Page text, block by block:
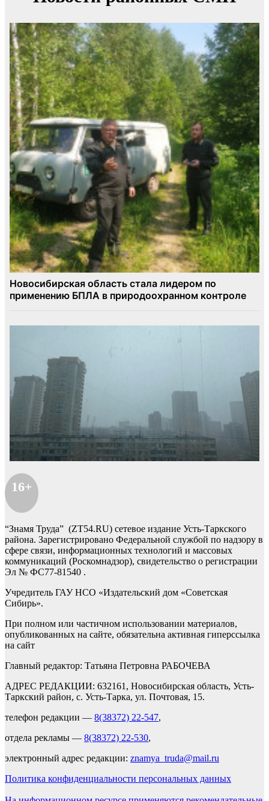
16+
“Знамя Труда” (ZT54.RU) сетевое издание Усть-Таркского
района. Зарегистрировано Федеральной службой по надзору в
сфере связи, информационных технологий и массовых
коммуникаций (Роскомнадзор), свидетельство о регистрации
Эл № ФС77-81540 .
Учредитель ГАУ НСО «Издательский дом «Советская
Сибирь».
При полном или частичном использовании материалов,
опубликованных на сайте, обязательна активная гиперссылка
на сайт
Главный редактор: Татьяна Петровна РАБОЧЕВА
АДРЕС РЕДАКЦИИ: 632161, Новосибирская область, Усть-
Таркский район, с. Усть-Тарка, ул. Почтовая, 15.
телефон редакции — 8(38372) 22-547,
отдела рекламы — 8(38372) 22-530,
электронный адрес редакции: znamya_truda@mail.ru
Политика конфиденциальности персональных данных